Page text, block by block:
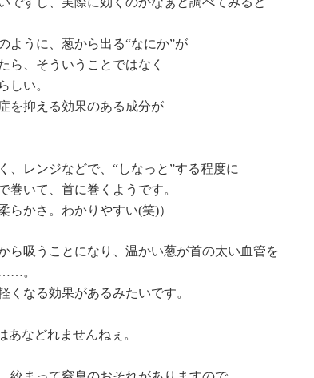
ように、葱から出る“なにか”が
ら、そういうことではなく
しい。
を抑える効果のある成分が
、レンジなどで、“しなっと”する程度に
巻いて、首に巻くようです。
らかさ。わかりやすい(笑)）
ら吸うことになり、温かい葱が首の太い血管を
。
くなる効果があるみたいです。
などれませんねぇ。